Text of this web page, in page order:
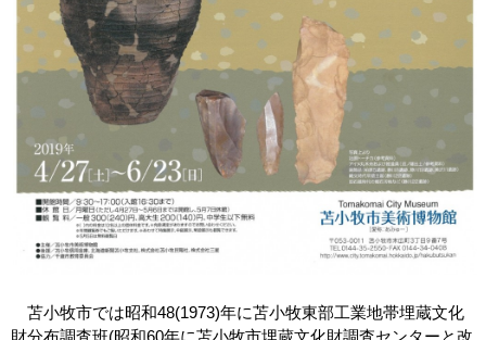
苫小牧市では昭和48(1973)年に苫小牧東部工業地帯埋蔵文化
財分布調査班(昭和60年に苫小牧市埋蔵文化財調査センターと改